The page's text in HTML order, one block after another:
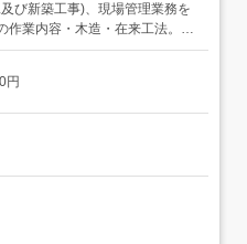
び新築工事)、現場管理業務を
作業内容・木造・在来工法。会
造作以降が中心です。(木造住
木造、RC、2x4、ALC造、重
円